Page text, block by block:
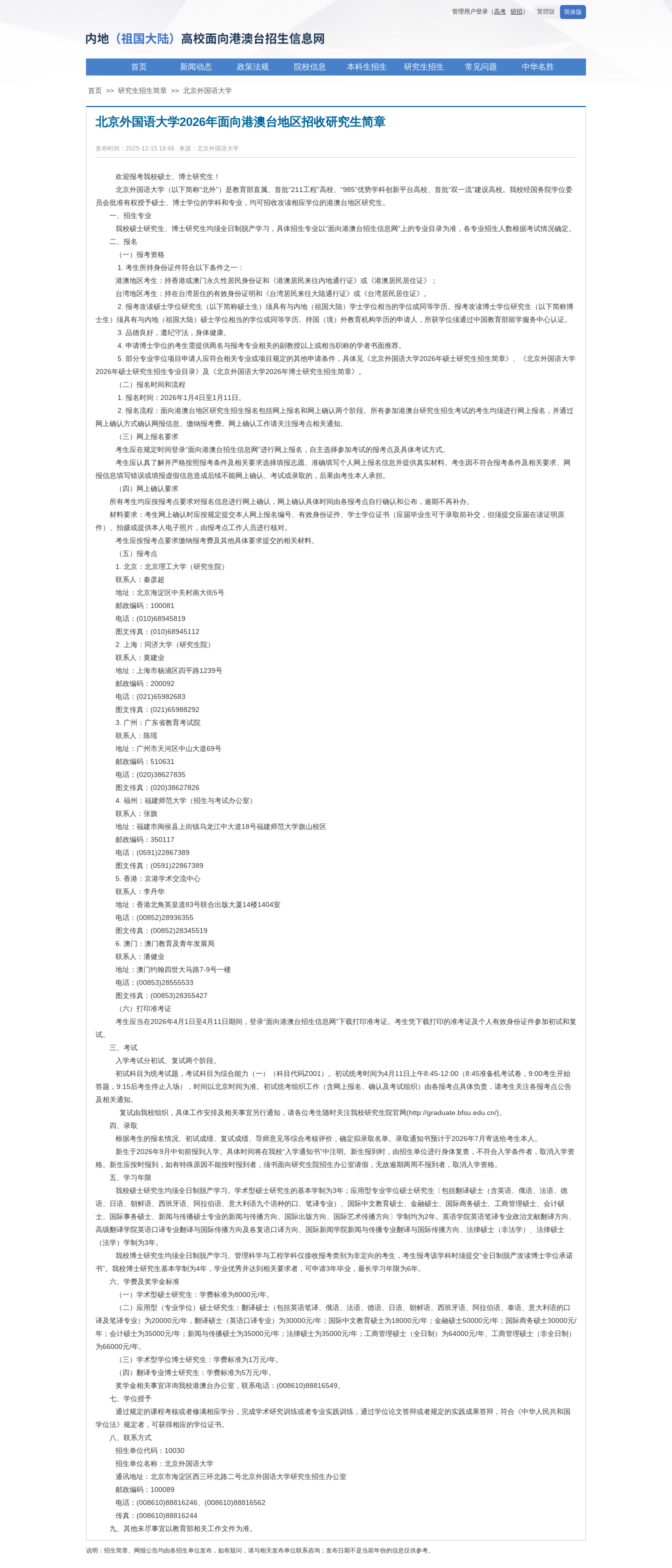
简体版
繁體版
管理用户登录（高考 研招 ）
首页 新闻动态 政策法规 院校信息 本科生招生 研究生招生 常见问题 中华名胜
首页 >> 研究生招生简章 >> 北京外国语大学
北京外国语大学2026年面向港澳台地区招收研究生简章
发布时间：2025-12-15 18:46 来源：北京外国语大学
欢迎报考我校硕士、博士研究生！
北京外国语大学（以下简称“北外”）是教育部直属、首批“211工程”高校、“985”优势学科创新平台高校、首批“双一流”建设高校。我校经国务院学位委
员会批准有权授予硕士、博士学位的学科和专业，均可招收攻读相应学位的港澳台地区研究生。
一、招生专业
我校硕士研究生、博士研究生均须全日制脱产学习，具体招生专业以“面向港澳台招生信息网”上的专业目录为准，各专业招生人数根据考试情况确定。
二、报名
（一）报考资格
1. 考生所持身份证件符合以下条件之一：
港澳地区考生：持香港或澳门永久性居民身份证和《港澳居民来往内地通行证》或《港澳居民居住证》；
台湾地区考生：持在台湾居住的有效身份证明和《台湾居民来往大陆通行证》或《台湾居民居住证》。
2. 报考攻读硕士学位研究生（以下简称硕士生）须具有与内地（祖国大陆）学士学位相当的学位或同等学历。报考攻读博士学位研究生（以下简称博
士生）须具有与内地（祖国大陆）硕士学位相当的学位或同等学历。持国（境）外教育机构学历的申请人，所获学位须通过中国教育部留学服务中心认证。
3. 品德良好，遵纪守法，身体健康。
4. 申请博士学位的考生需提供两名与报考专业相关的副教授以上或相当职称的学者书面推荐。
5. 部分专业学位项目申请人应符合相关专业或项目规定的其他申请条件，具体见《北京外国语大学2026年硕士研究生招生简章》、《北京外国语大学
2026年硕士研究生招生专业目录》及《北京外国语大学2026年博士研究生招生简章》。
（二）报名时间和流程
1. 报名时间：2026年1月4日至1月11日。
2. 报名流程：面向港澳台地区研究生招生报名包括网上报名和网上确认两个阶段。所有参加港澳台研究生招生考试的考生均须进行网上报名，并通过
网上确认方式确认网报信息、缴纳报考费。网上确认工作请关注报考点相关通知。
（三）网上报名要求
考生应在规定时间登录“面向港澳台招生信息网”进行网上报名，自主选择参加考试的报考点及具体考试方式。
考生应认真了解并严格按照报考条件及相关要求选择填报志愿、准确填写个人网上报名信息并提供真实材料。考生因不符合报考条件及相关要求、网
报信息填写错误或填报虚假信息造成后续不能网上确认、考试或录取的，后果由考生本人承担。
（四）网上确认要求
所有考生均应按报考点要求对报名信息进行网上确认，网上确认具体时间由各报考点自行确认和公布，逾期不再补办。
材料要求：考生网上确认时应按规定提交本人网上报名编号、有效身份证件、学士学位证书（应届毕业生可于录取前补交，但须提交应届在读证明原
件）、拍摄或提供本人电子照片，由报考点工作人员进行核对。
考生应按报考点要求缴纳报考费及其他具体要求提交的相关材料。
（五）报考点
1. 北京：北京理工大学（研究生院）
联系人：秦彦超
地址：北京海淀区中关村南大街5号
邮政编码：100081
电话：(010)68945819
图文传真：(010)68945112
2. 上海：同济大学（研究生院）
联系人：黄建业
地址：上海市杨浦区四平路1239号
邮政编码：200092
电话：(021)65982683
图文传真：(021)65988292
3. 广州：广东省教育考试院
联系人：陈瑶
地址：广州市天河区中山大道69号
邮政编码：510631
电话：(020)38627835
图文传真：(020)38627826
4. 福州：福建师范大学（招生与考试办公室）
联系人：张旗
地址：福建市闽侯县上街镇乌龙江中大道18号福建师范大学旗山校区
邮政编码：350117
电话：(0591)22867389
图文传真：(0591)22867389
5. 香港：京港学术交流中心
联系人：李丹华
地址：香港北角英皇道83号联合出版大厦14楼1404室
电话：(00852)28936355
图文传真：(00852)28345519
6. 澳门：澳门教育及青年发展局
联系人：潘健业
地址：澳门约翰四世大马路7-9号一楼
电话：(00853)28555533
图文传真：(00853)28355427
（六）打印准考证
考生应当在2026年4月1日至4月11日期间，登录“面向港澳台招生信息网”下载打印准考证。考生凭下载打印的准考证及个人有效身份证件参加初试和复
试。
三、考试
入学考试分初试、复试两个阶段。
初试科目为统考试题，考试科目为综合能力（一）（科目代码Z001）。初试统考时间为4月11日上午8:45-12:00（8:45准备机考试卷，9:00考生开始
答题，9:15后考生停止入场），时间以北京时间为准。初试统考组织工作（含网上报名、确认及考试组织）由各报考点具体负责，请考生关注各报考点公告
及相关通知。
复试由我校组织，具体工作安排及相关事宜另行通知，请各位考生随时关注我校研究生院官网(http://graduate.bfsu.edu.cn/)。
四、录取
根据考生的报名情况、初试成绩、复试成绩、导师意见等综合考核评价，确定拟录取名单。录取通知书预计于2026年7月寄送给考生本人。
新生于2026年9月中旬前报到入学。具体时间将在我校“入学通知书”中注明。新生报到时，由招生单位进行身体复查，不符合入学条件者，取消入学资
格。新生应按时报到，如有特殊原因不能按时报到者，须书面向研究生院招生办公室请假，无故逾期两周不报到者，取消入学资格。
五、学习年限
我校硕士研究生均须全日制脱产学习。学术型硕士研究生的基本学制为3年；应用型专业学位硕士研究生〔包括翻译硕士（含英语、俄语、法语、德
语、日语、朝鲜语、西班牙语、阿拉伯语、意大利语九个语种的口、笔译专业）、国际中文教育硕士、金融硕士、国际商务硕士、工商管理硕士、会计硕
士、国际事务硕士、新闻与传播硕士专业的新闻与传播方向、国际出版方向、国际艺术传播方向〕学制均为2年。英语学院英语笔译专业政治文献翻译方向、
高级翻译学院英语口译专业翻译与国际传播方向及各复语口译方向、国际新闻学院新闻与传播专业翻译与国际传播方向、法律硕士（非法学）、法律硕士
（法学）学制为3年。
我校博士研究生均须全日制脱产学习。管理科学与工程学科仅接收报考类别为非定向的考生，考生报考该学科时须提交“全日制脱产攻读博士学位承诺
书”。我校博士研究生基本学制为4年，学业优秀并达到相关要求者，可申请3年毕业，最长学习年限为6年。
六、学费及奖学金标准
（一）学术型硕士研究生：学费标准为8000元/年。
（二）应用型（专业学位）硕士研究生：翻译硕士（包括英语笔译、俄语、法语、德语、日语、朝鲜语、西班牙语、阿拉伯语、泰语、意大利语的口
译及笔译专业）为20000元/年，翻译硕士（英语口译专业）为30000元/年；国际中文教育硕士为18000元/年；金融硕士50000元/年；国际商务硕士30000元/
年；会计硕士为35000元/年；新闻与传播硕士为35000元/年；法律硕士为35000元/年；工商管理硕士（全日制）为64000元/年、工商管理硕士（非全日制）
为66000元/年。
（三）学术型学位博士研究生：学费标准为1万元/年。
（四）翻译专业博士研究生：学费标准为5万元/年。
奖学金相关事宜详询我校港澳台办公室，联系电话：(008610)88816549。
七、学位授予
通过规定的课程考核或者修满相应学分，完成学术研究训练或者专业实践训练，通过学位论文答辩或者规定的实践成果答辩，符合《中华人民共和国
学位法》规定者，可获得相应的学位证书。
八、联系方式
招生单位代码：10030
招生单位名称：北京外国语大学
通讯地址：北京市海淀区西三环北路二号北京外国语大学研究生招生办公室
邮政编码：100089
电话：(008610)88816246、(008610)88816562
传真：(008610)88816244
九、其他未尽事宜以教育部相关工作文件为准。
说明：招生简章、网报公告均由各招生单位发布，如有疑问，请与相关发布单位联系咨询；发布日期不是当前年份的信息仅供参考。